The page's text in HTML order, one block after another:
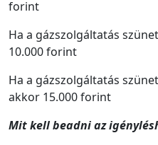
forint
Ha a gázszolgáltatás
10.000 forint
Ha a gázszolgáltatás
akkor 15.000 forint
Mit kell beadni az